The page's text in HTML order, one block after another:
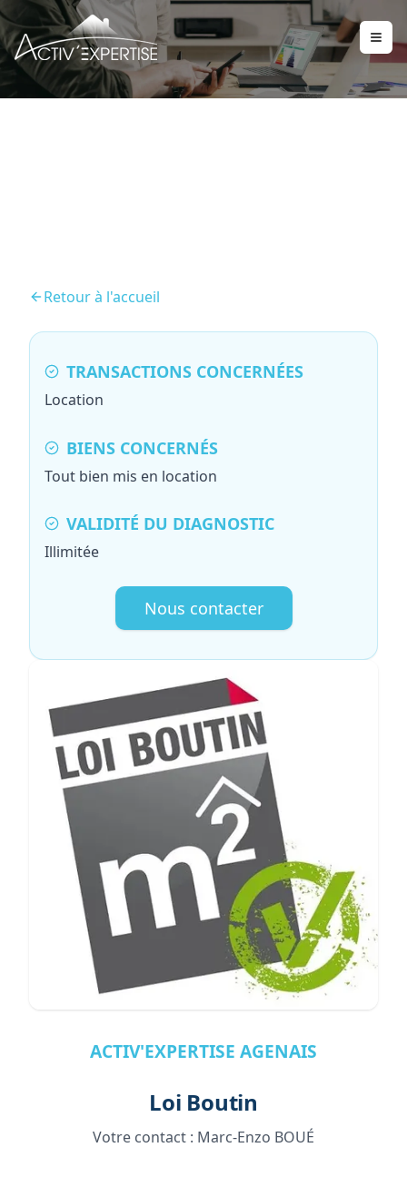
Retour à l'accueil
TRANSACTIONS CONCERNÉES
Location
BIENS CONCERNÉS
Tout bien mis en location
VALIDITÉ DU DIAGNOSTIC
Illimitée
Nous contacter
ACTIV'EXPERTISE AGENAIS
Loi Boutin
Votre contact : Marc-Enzo BOUÉ